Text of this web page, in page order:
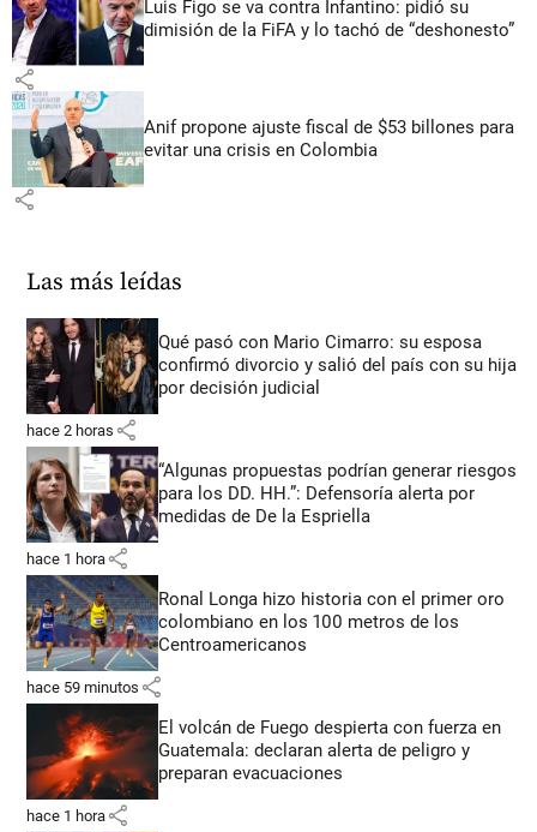
Luis Figo se va contra Infantino: pidió su
dimisión de la FiFA y lo tachó de “deshonesto”
share
Anif propone ajuste fiscal de $53 billones para
evitar una crisis en Colombia
share
Las más leídas
Qué pasó con Mario Cimarro: su esposa
confirmó divorcio y salió del país con su hija
por decisión judicial
hace 2 horas share
“Algunas propuestas podrían generar riesgos
para los DD. HH.”: Defensoría alerta por
medidas de De la Espriella
hace 1 hora share
Ronal Longa hizo historia con el primer oro
colombiano en los 100 metros de los
Centroamericanos
hace 59 minutos share
El volcán de Fuego despierta con fuerza en
Guatemala: declaran alerta de peligro y
preparan evacuaciones
hace 1 hora share